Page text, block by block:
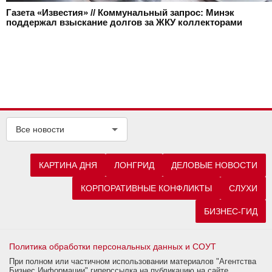
Газета «Известия» // Коммунальный запрос: Минэк
поддержал взыскание долгов за ЖКУ коллекторами
Все новости
КАРТИНА ДНЯ ЛОНГРИД ДЕЛОВЫЕ НОВОСТИ
КОРПОРАТИВНЫЕ КОНФЛИКТЫ СЛУХИ
БИЗНЕС-ГИД
Политика обработки персональных данных и СОУТ
При полном или частичном использовании материалов "Агентства